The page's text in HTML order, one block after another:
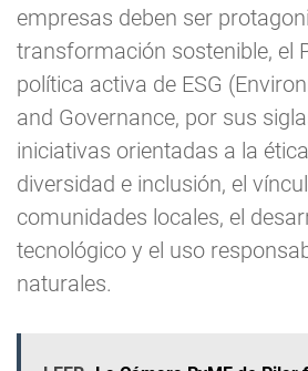
empresas deben ser
transformación sostenible, el
política activa de ESG
and Governance, por sus
iniciativas orientadas a la
diversidad e inclusión, el
comunidades locales, el
tecnológico y el uso
naturales.